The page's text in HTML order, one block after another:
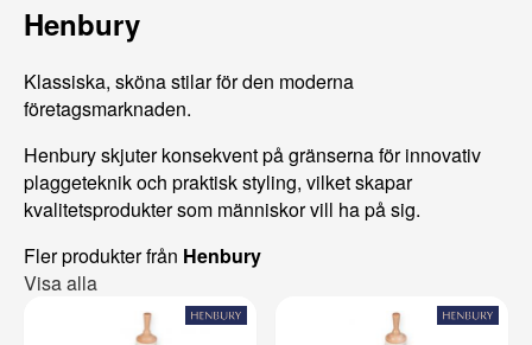
Henbury
Klassiska, sköna stilar för den moderna
företagsmarknaden.
Henbury skjuter konsekvent på gränserna för innovativ
plaggeteknik och praktisk styling, vilket skapar
kvalitetsprodukter som människor vill ha på sig.
Fler produkter från Henbury
Visa alla